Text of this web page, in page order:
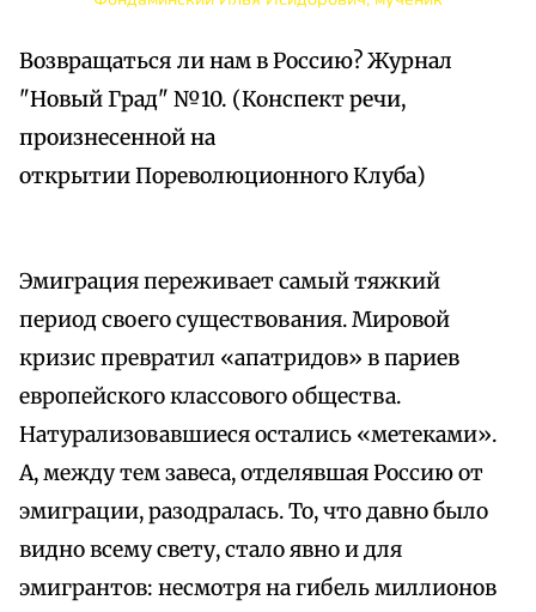
Возвращаться ли нам в Россию? Журнал
"Новый Град" №10. (Конспект речи,
произнесенной на
открытии Пореволюционного Клуба)
Эмиграция переживает самый тяжкий
период своего существования. Мировой
кризис превратил «апатридов» в париев
европейского классового общества.
Натурализовавшиеся остались «метеками».
А, между тем завеса, отделявшая Россию от
эмиграции, разодралась. То, что давно было
видно всему свету, стало явно и для
эмигрантов: несмотря на гибель миллионов